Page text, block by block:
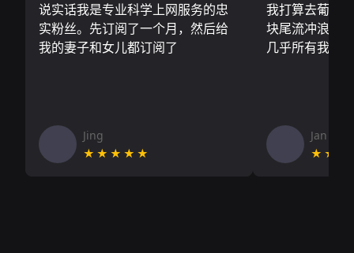
说实话我是专业科学上网服务的忠
实粉丝。先订阅了一个月，然后给
我的妻子和女儿都订阅了
Jing
★★★★★
我打算去葡萄
块尾流冲浪板
几乎所有我需
Jan V